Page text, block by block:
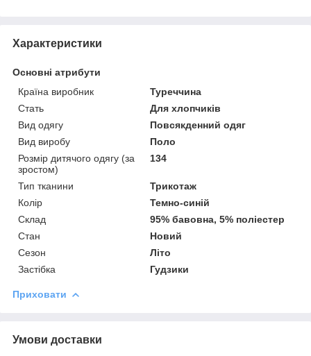
Характеристики
Основні атрибути
Країна виробник
Туреччина
Стать
Для хлопчиків
Вид одягу
Повсякденний одяг
Вид виробу
Поло
Розмір дитячого одягу (за
зростом)
134
Тип тканини
Трикотаж
Колір
Темно-синій
Склад
95% бавовна, 5% поліестер
Стан
Новий
Сезон
Літо
Застібка
Гудзики
Приховати
Умови доставки